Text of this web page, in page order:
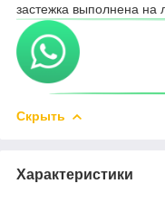
застежка выполнена на
Скрыть
Характеристики